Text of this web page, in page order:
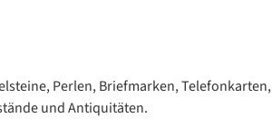
Perlen, Briefmarken, Telefonkarten,
und Antiquitäten.